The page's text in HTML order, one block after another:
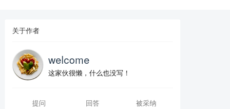
关于作者
welcome
这家伙很懒，什么也没写！
提问 回答 被采纳